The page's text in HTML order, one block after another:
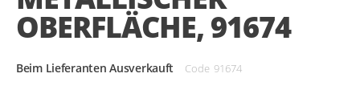
OBERFLÄCHE, 91674
Beim Lieferanten Ausverkauft Code 91674